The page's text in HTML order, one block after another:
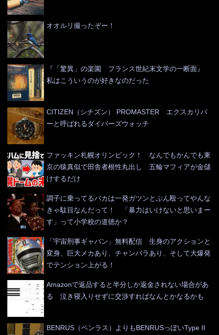
オオルリ撮ったぞー！
『「驚異」の楽園 フランス世紀末文学の一断面』
私はこういうのが好きなのだった
CITIZEN（シチズン） PROMASTER エクスカリバ
ーと呼ばれるダイバーズウォッチ
ファッキン札幌オリンピック！ なんでもかんでも東
京の猿真似で田舎者根性丸出し 五輪マフィアが金儲
けするだけ
調子に乗ってるバカは一発ガツンとぶん殴ってやんな
きゃ駄目なんだって！ 「暴力はいけないと思いまー
す」って小学校の道徳か？
「宇宙刑事ギャバン」無料配信 生身のアクションと
変身、巨大メカあり、チャンバラあり、そして大爆発
でテンション上がる！
Amazonで返品すると半分しか返金されない場合があ
る 泣き寝入りせずに交渉すればなんとかなるかも
BENRUS（ベンラス）よりもBENRUSっぽいType II